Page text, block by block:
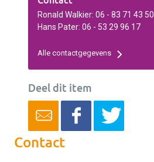
Ronald Walkier: 06 - 83 71 43 50
Hans Pater: 06 - 53 29 96 17
Alle contactgegevens
Deel dit item
Contact